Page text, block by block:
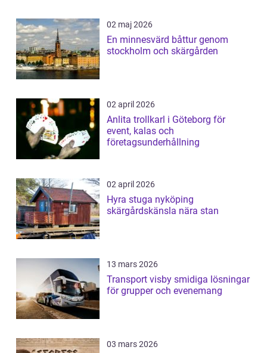
02 maj 2026
En minnesvärd båttur genom
stockholm och skärgården
02 april 2026
Anlita trollkarl i Göteborg för
event, kalas och
företagsunderhållning
02 april 2026
Hyra stuga nyköping
skärgårdskänsla nära stan
13 mars 2026
Transport visby smidiga lösningar
för grupper och evenemang
03 mars 2026